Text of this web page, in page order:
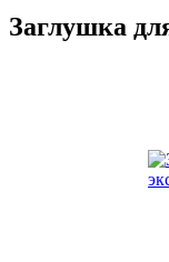
Заглушка